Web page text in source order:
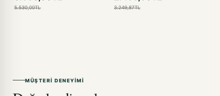
5.530,00TL 3.249,87TL
MÜŞTERI DENEYIMI